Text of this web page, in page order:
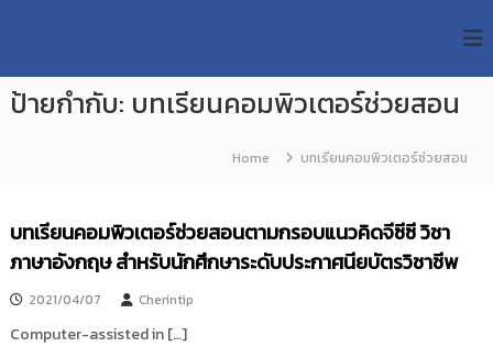
p
U
T
e
a
r
c
วิ
ท
ท
โ
ล
ป้ายกำกับ: บทเรียนคอมพิวเตอร์ช่วยสอน
Home บทเรียนคอมพิวเตอร์ช่วยสอน
บทเรียนคอมพิวเตอร์ช่วยสอนตามกรอบแนวคิดจีซีซี วิชา
ภาษาอังกฤษ สำหรับนักศึกษาระดับประกาศนียบัตรวิชาชีพ
2021/04/07 Cherintip
Computer-assisted in […]